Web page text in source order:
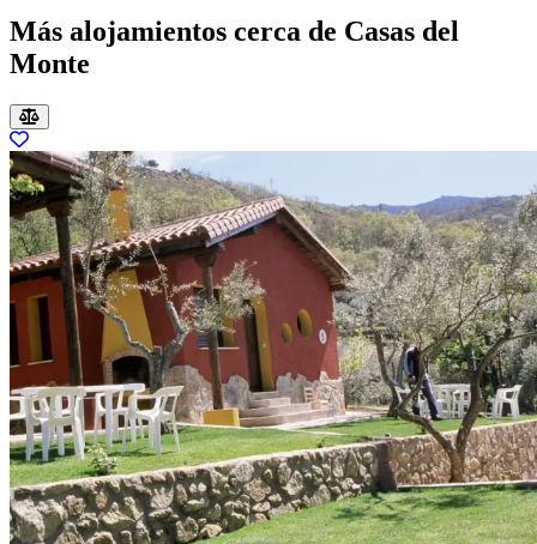
Más alojamientos cerca de Casas del
Monte